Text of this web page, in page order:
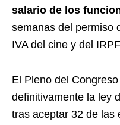
salario de los
semanas del permiso
IVA del cine y del
El Pleno del
definitivamente la ley
tras aceptar 32 de las